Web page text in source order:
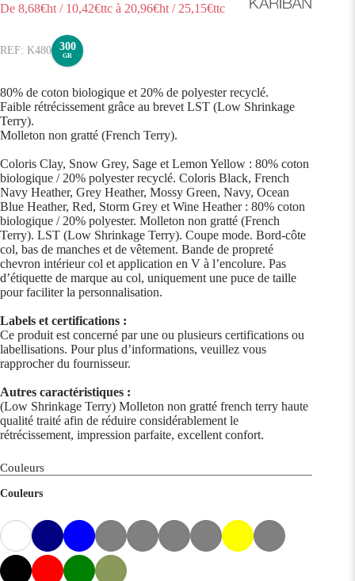
De 8,68€ht / 10,42€ttc à 20,96€ht / 25,15€ttc
K480 300
GR
80% de coton biologique et 20% de polyester recyclé.
Faible rétrécissement grâce au brevet LST (Low Shrinkage
Terry).
Molleton non gratté (French Terry).
Coloris Clay, Snow Grey, Sage et Lemon Yellow : 80% coton
biologique / 20% polyester recyclé. Coloris Black, French
Navy Heather, Grey Heather, Mossy Green, Navy, Ocean
Blue Heather, Red, Storm Grey et Wine Heather : 80% coton
biologique / 20% polyester. Molleton non gratté (French
Terry). LST (Low Shrinkage Terry). Coupe mode. Bord-côte
col, bas de manches et de vêtement. Bande de propreté
chevron intérieur col et application en V à l’encolure. Pas
d’étiquette de marque au col, uniquement une puce de taille
pour faciliter la personnalisation.
Labels et certifications :
Ce produit est concerné par une ou plusieurs certifications ou
labellisations. Pour plus d’informations, veuillez vous
rapprocher du fournisseur.
Autres caractéristiques :
(Low Shrinkage Terry) Molleton non gratté french terry haute
qualité traité afin de réduire considérablement le
rétrécissement, impression parfaite, excellent confort.
Couleurs
Couleurs